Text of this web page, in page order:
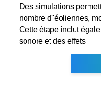
Des simulations
nombre d''éoliennes,
Cette étape inclut
sonore et des effets